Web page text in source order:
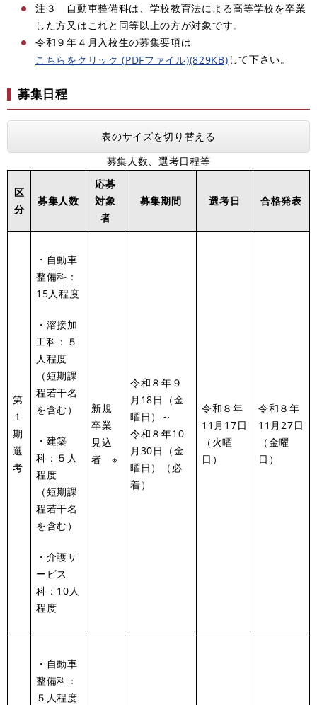
注３ 自動車整備科は、学校教育法による高等学校を卒業
した方又はこれと同等以上の方が対象です。
令和９年４月入校生の募集要項は
こちらをクリック (PDFファイル)(829KB) して下さい。
募集日程
表のサイズを切り替える
募集人数、選考日程等
区
分
募集人数
応募
対象
者
募集期間 選考日 合格発表
第
１
期
選
考
・自動車
整備科：
15人程度
・溶接加
工科：５
人程度
（短期課
程若干名
を含む）
・建築
科：５人
程度
（短期課
程若干名
を含む）
・介護サ
ービス
科：10人
程度
新規
卒業
見込
者 ※
令和８年９
月18日（金
曜日）～
令和８年10
月30日（金
曜日）（必
着）
令和８年
11月17日
（火曜
日）
令和８年
11月27日
（金曜
日）
・自動車
整備科：
５人程度